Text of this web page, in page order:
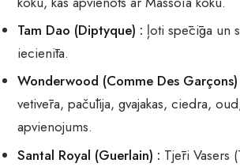
Tam Dao (Diptyque) : ļoti spēcīga un
iecienīta.
Wonderwood (Comme Des Garçons)
vetivēra, pačūlija, gvajakas, ciedra,
apvienojums.
Santal Royal (Guerlain) : Tjēri Vasers